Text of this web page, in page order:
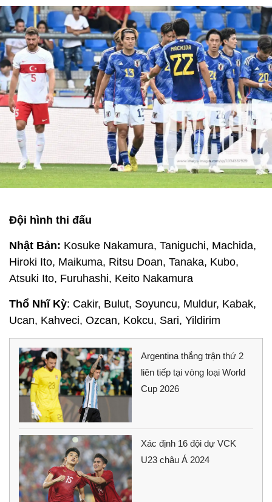
Đội hình thi đấu
Nhật Bản: Kosuke Nakamura, Taniguchi, Machida,
Hiroki Ito, Maikuma, Ritsu Doan, Tanaka, Kubo,
Atsuki Ito, Furuhashi, Keito Nakamura
Thổ Nhĩ Kỳ: Cakir, Bulut, Soyuncu, Muldur, Kabak,
Ucan, Kahveci, Ozcan, Kokcu, Sari, Yildirim
Argentina thắng trận thứ 2
liên tiếp tại vòng loại World
Cup 2026
Xác định 16 đội dự VCK
U23 châu Á 2024